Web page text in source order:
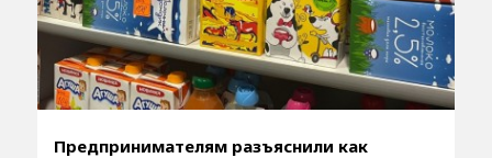
Предпринимателям разъяснили как